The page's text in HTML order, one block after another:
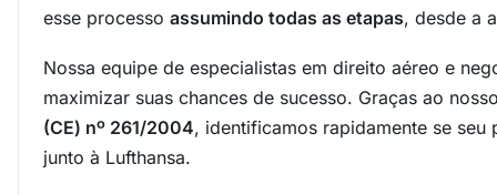
esse processo assumindo todas as etapas, desde a
Nossa equipe de especialistas em direito aéreo e
maximizar suas chances de sucesso. Graças ao
(CE) nº 261/2004, identificamos rapidamente se seu
junto à Lufthansa.